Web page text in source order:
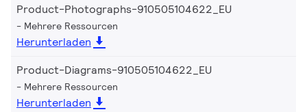
Product-Photographs-910505104622_EU
Mehrere Ressourcen
Herunterladen
Product-Diagrams-910505104622_EU
Mehrere Ressourcen
Herunterladen